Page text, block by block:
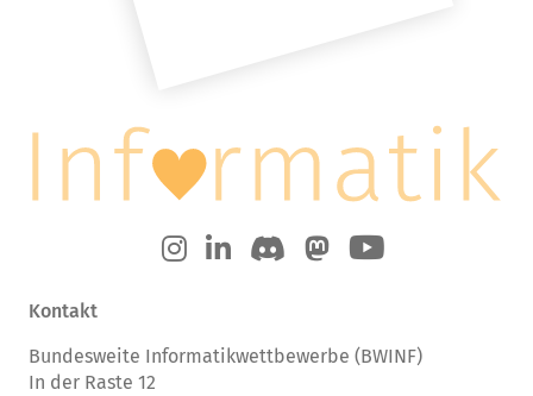
Kontakt
Bundesweite Informatikwettbewerbe (BWINF)
In der Raste 12